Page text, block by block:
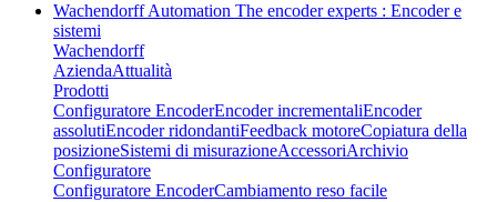
Wachendorff Automation The encoder experts : Encoder e
sistemi
Wachendorff
AziendaAttualità
Prodotti
Configuratore EncoderEncoder incrementaliEncoder
assolutiEncoder ridondantiFeedback motoreCopiatura della
posizioneSistemi di misurazioneAccessoriArchivio
Configuratore
Configuratore EncoderCambiamento reso facile